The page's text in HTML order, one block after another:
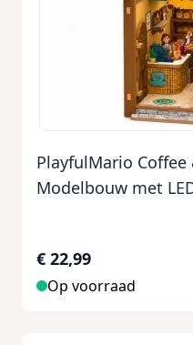
PlayfulMario
Modelbouw met
€ 22,99
Op voorraad